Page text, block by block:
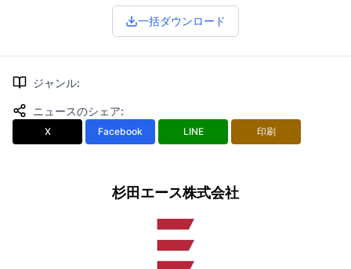
一括ダウンロード
ジャンル:
ニュースのシェア:
X Facebook LINE 印刷
杉田エース株式会社